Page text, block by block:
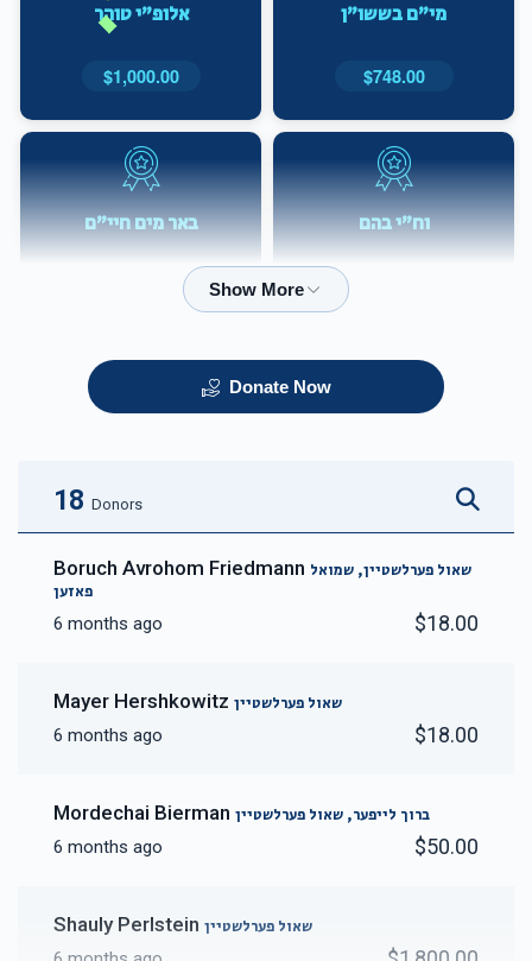
מי"ם בששו"ן
$748.00
אלופ"י טוהר
$1,000.00
וח"י בהם באר מים חיי"ם
Donate Now
18 Donors
Boruch Avrohom Friedmann שאול פערלשטיין, שמואל
פאזען
6 months ago $18.00
Mayer Hershkowitz שאול פערלשטיין
6 months ago $18.00
Mordechai Bierman ברוך לייפער, שאול פערלשטיין
6 months ago $50.00
Shauly Perlstein שאול פערלשטיין